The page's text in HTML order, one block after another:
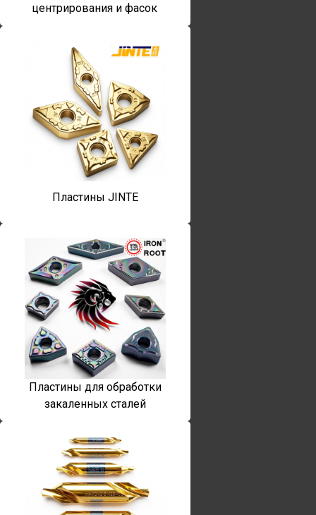
центрирования и фасок
Пластины JINTE
Пластины для обработки
закаленных сталей